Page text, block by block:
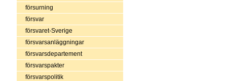
försurning
försvar
försvaret-Sverige
försvarsanläggningar
försvarsdepartement
försvarspakter
försvarspolitik